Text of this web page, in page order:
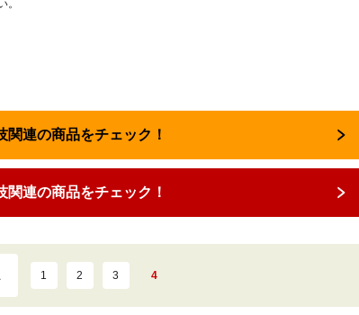
連の商品をチェック！
関連の商品をチェック！
1 2 3 4